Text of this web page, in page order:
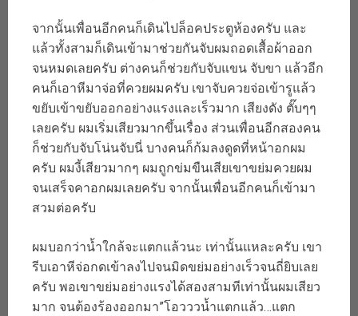
จากนั้นเพื่อนอีกคนก็เดินไปล็อคประตูห้องครับ และ
แล้วทั้งสามก็เดินเข้ามาช่วยกันจับผมถอดเสื้อผ้าออก
จนหมดเลยครับ ต่างคนก็ช่วยกับจับแขน จับขา แล้วอีก
คนก็เอาหีมาจ่อที่ควยผมครับ เขาจับควยจ่อเข้ารูแล้ว
ขยับเข้าขยับออกอย่างแรงและเร็วมาก เสียงดัง ตั๊บๆๆ
เลยครับ ผมเริ่มเสียวมากขึ้นเรื่อง ส่วนเพื่อนอีกสองคน
ก็ช่วยกับจับโน่นจับนี่ บางคนก็ก้มลงดูดที่หน้าอกผม
ครับ ผมงี้เสียวมากๆ ผมถูกข่มขืนเสียเขาขย่มควยผม
จนเสร็จคาอกผมเลยครับ จากนั้นเพื่อนอีกคนก็เข้ามา
สวมต่อครับ
ผมบอกว่าน้ำใกล้จะแตกแล้วนะ เท่านั้นแหละครับ เขา
รีบเอาหีจ่อกดเข้าลงไปจนมิดขย่มอย่างเร็วจนถี่ยิบเลย
ครับ พอเขาขย่มอย่างแรงได้สองสามทีเท่านั้นผมเสียว
มาก จนต้องร้องออกมา”โอวววน้ำแตกแล้ว…แตก